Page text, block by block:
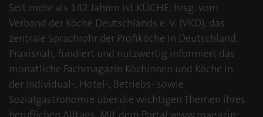
Seit mehr als 142 Jahren ist KÜCHE, hrsg. vom
Verband der Köche Deutschlands e. V. (VKD), das
zentrale Sprachrohr der Profiköche in Deutschland.
Praxisnah, fundiert und nutzwertig informiert das
monatliche Fachmagazin Köchinnen und Köche in
der Individual-, Hotel-, Betriebs- sowie
Sozialgastronomie über die wichtigen Themen ihres